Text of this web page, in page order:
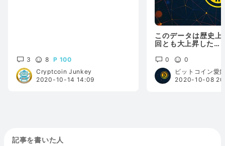
3 8
100
Cryptcoin Junkey
2020-10-14 14:09
このデータは歴史
回とも大上昇した…
0
0
ビットコイン愛
2020-10-08
記事を書いた人